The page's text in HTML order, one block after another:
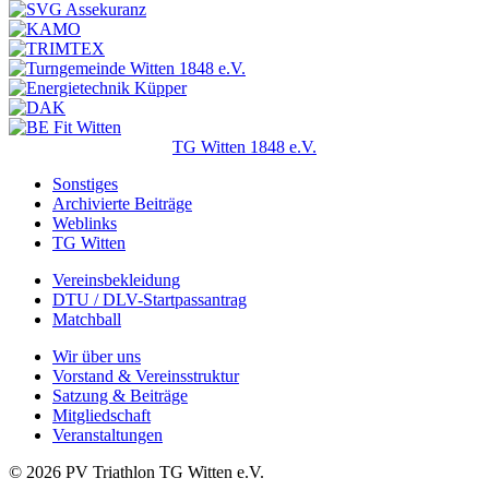
TG Witten 1848 e.V.
Sonstiges
Archivierte Beiträge
Weblinks
TG Witten
Vereinsbekleidung
DTU / DLV-Startpassantrag
Matchball
Wir über uns
Vorstand & Vereinsstruktur
Satzung & Beiträge
Mitgliedschaft
Veranstaltungen
© 2026 PV Triathlon TG Witten e.V.